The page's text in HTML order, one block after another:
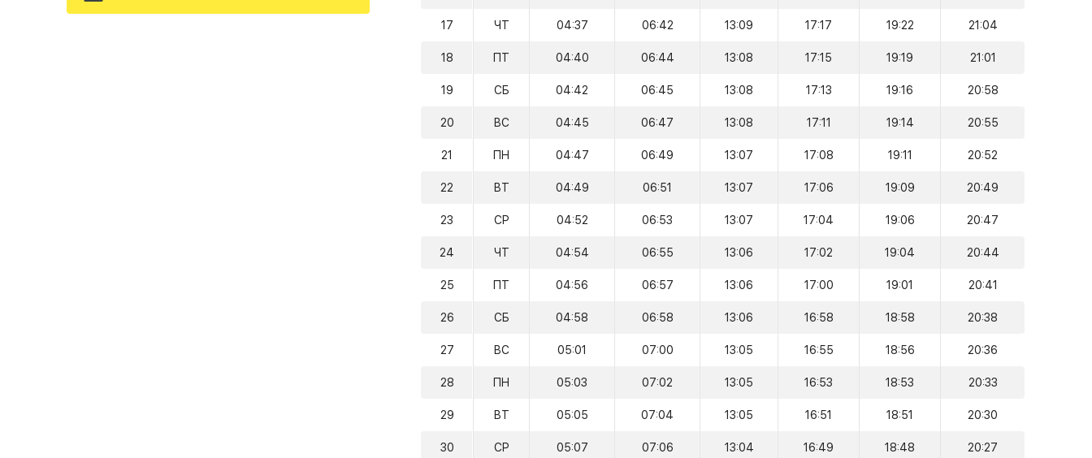
17 ЧТ 04:37 06:42 13:09 17:17 19:22 21:04
18 ПТ 04:40 06:44 13:08 17:15 19:19 21:01
19 СБ 04:42 06:45 13:08 17:13 19:16 20:58
20 ВС 04:45 06:47 13:08 17:11 19:14 20:55
21 ПН 04:47 06:49 13:07 17:08 19:11 20:52
22 ВТ 04:49 06:51 13:07 17:06 19:09 20:49
23 СР 04:52 06:53 13:07 17:04 19:06 20:47
24 ЧТ 04:54 06:55 13:06 17:02 19:04 20:44
25 ПТ 04:56 06:57 13:06 17:00 19:01 20:41
26 СБ 04:58 06:58 13:06 16:58 18:58 20:38
27 ВС 05:01 07:00 13:05 16:55 18:56 20:36
28 ПН 05:03 07:02 13:05 16:53 18:53 20:33
29 ВТ 05:05 07:04 13:05 16:51 18:51 20:30
30 СР 05:07 07:06 13:04 16:49 18:48 20:27